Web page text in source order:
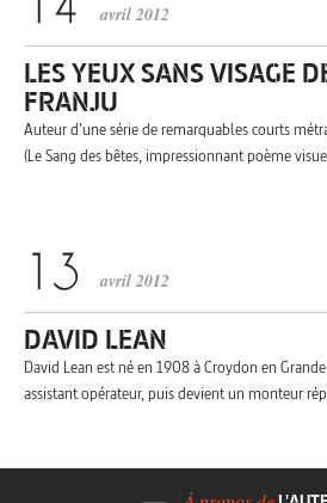
avril 2012
LES YEUX SANS VISAGE
FRANJU
Auteur d’une série de remarquables courts
(Le Sang des bêtes, impressionnant poème
avril 2012
DAVID LEAN
David Lean est né en 1908 à Croydon en
assistant opérateur, puis devient un monteur